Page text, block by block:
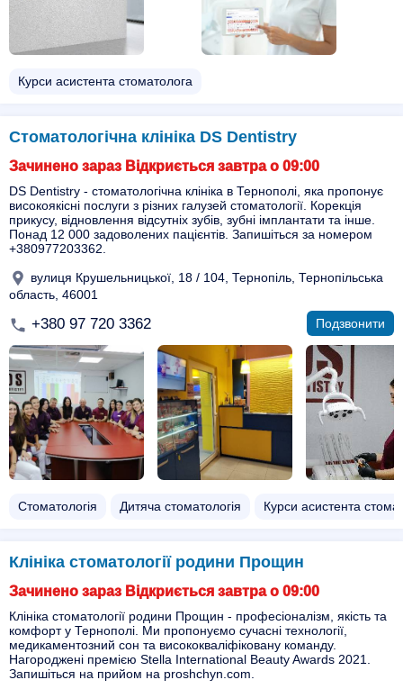
Курси асистента стоматолога
Стоматологічна клініка DS Dentistry
Зачинено зараз Відкриється завтра о 09:00
DS Dentistry - стоматологічна клініка в Тернополі, яка пропонує
високоякісні послуги з різних галузей стоматології. Корекція
прикусу, відновлення відсутніх зубів, зубні імплантати та інше.
Понад 12 000 задоволених пацієнтів. Запишіться за номером
+380977203362.
вулиця Крушельницької, 18 / 104, Тернопіль, Тернопільська
область, 46001
+380 97 720 3362 Подзвонити
Стоматологія Дитяча стоматологія Курси асистента
Клініка стоматології родини Прощин
Зачинено зараз Відкриється завтра о 09:00
Клініка стоматології родини Прощин - професіоналізм, якість та
комфорт у Тернополі. Ми пропонуємо сучасні технології,
медикаментозний сон та висококваліфіковану команду.
Нагороджені премією Stella International Beauty Awards 2021.
Запишіться на прийом на proshchyn.com.